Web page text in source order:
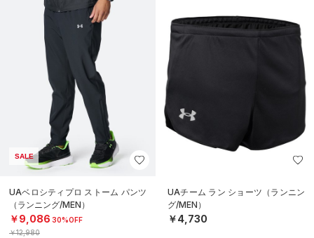
SALE
UAベロシティプロ ストーム パンツ
（ランニング/MEN）
￥9,086 30%OFF
￥12,980
UAチーム ラン ショーツ（ランニン
グ/MEN）
￥4,730